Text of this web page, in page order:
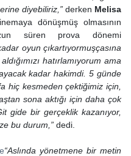
diyebiliriz,” derken Melisa
dönüşmüş olmasının
uzun süren prova dönemi
oyun çıkartıyormuşçasına
hatırlamıyorum ama
kadar hakimdi. 5 günde
hiç kesmeden çektiğimiz için,
sona aktığı için daha çok
gide bir gerçeklik kazanıyor,
bu durum,” dedi.
“Aslında yönetmene bir metin